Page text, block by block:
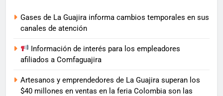
Gases de La Guajira informa cambios temporales en sus
canales de atención
Información de interés para los empleadores
afiliados a Comfaguajira
Artesanos y emprendedores de La Guajira superan los
$40 millones en ventas en la feria Colombia son las